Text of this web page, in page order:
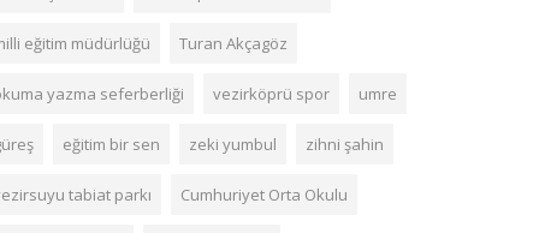
eğitim müdürlüğü Turan Akçagöz
yazma seferberliği vezirköprü spor umre
eğitim bir sen zeki yumbul zihni şahin
tabiat parkı Cumhuriyet Orta Okulu